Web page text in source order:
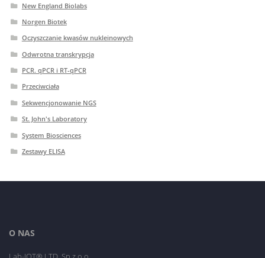
New England Biolabs
Norgen Biotek
Oczyszczanie kwasów nukleinowych
Odwrotna transkrypcja
PCR. qPCR i RT-qPCR
Przeciwciała
Sekwencjonowanie NGS
St. John's Laboratory
System Biosciences
Zestawy ELISA
O NAS